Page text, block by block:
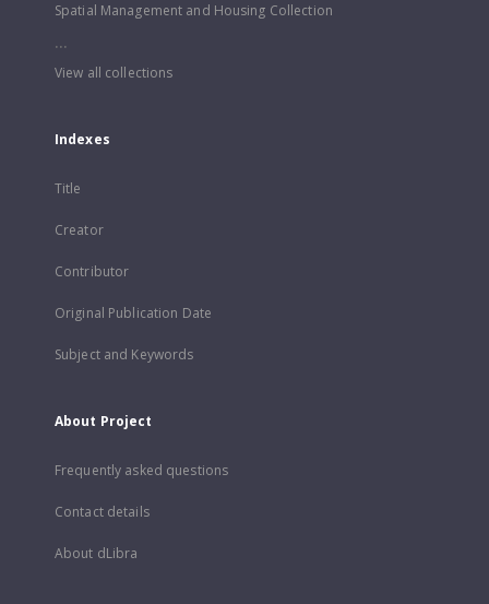
Spatial Management and Housing Collection
...
View all collections
Indexes
Title
Creator
Contributor
Original Publication Date
Subject and Keywords
About Project
Frequently asked questions
Contact details
About dLibra